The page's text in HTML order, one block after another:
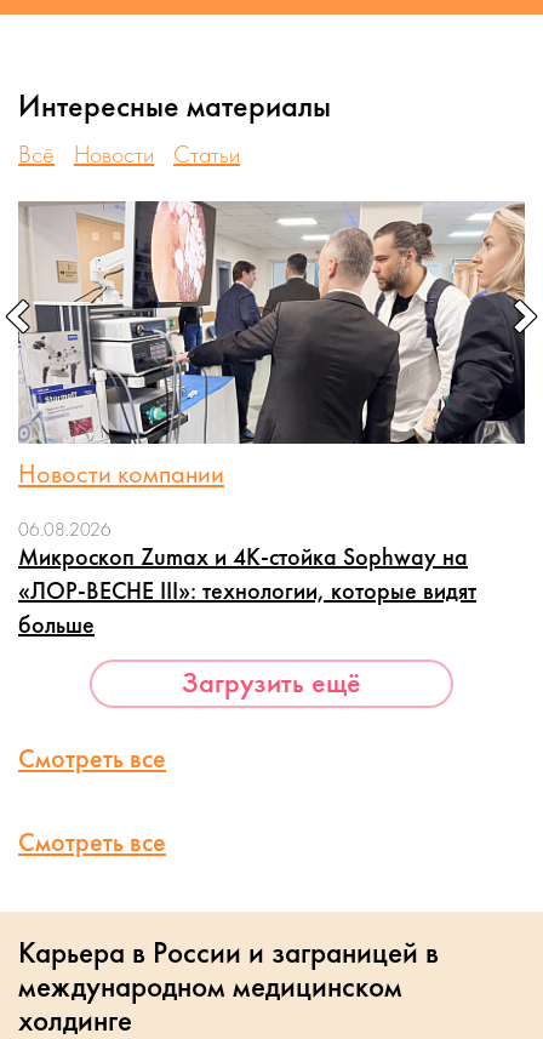
Интересные материалы
Всё Новости Статьи
Новости компании
06.08.2026
Микроскоп Zumax и 4K-стойка Sophway на
«ЛОР-ВЕСНЕ III»: технологии, которые видят
больше
Загрузить ещё
Смотреть все
Смотреть все
Карьера в России и заграницей в
международном медицинском
холдинге